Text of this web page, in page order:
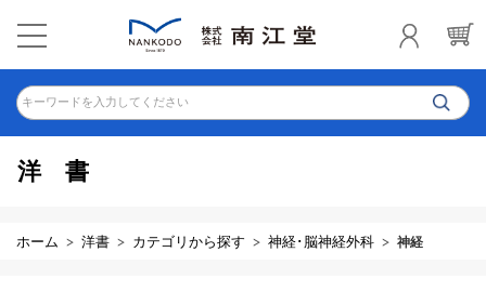
キーワードを入力してください
洋書
ホーム 洋書 カテゴリから探す 神経･脳神経外科 神経